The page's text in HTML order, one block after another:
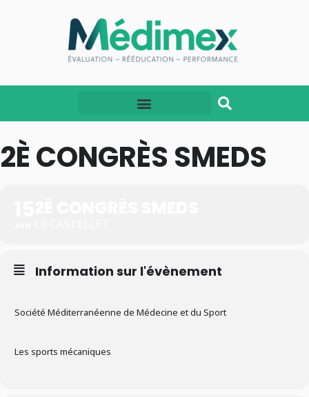
2È CONGRÈS SMEDS
Information sur l'évènement
Société Méditerranéenne de Médecine et du Sport
Les sports mécaniques